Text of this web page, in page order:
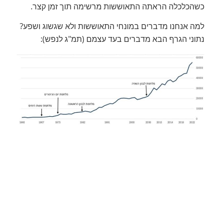
כשהכלכלה הראתה התאוששות מרשימה תוך זמן קצר.
למה אנחנו מדברים במונחי התאוששות ולא שגשוג ושפע?
נתוני הגרף הבא מדברים בעד עצמם (תמ"ג לנפש):